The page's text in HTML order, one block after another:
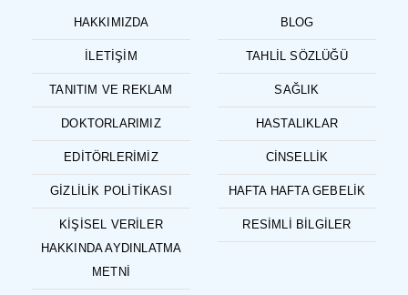
HAKKIMIZDA
İLETIŞIM
TANITIM VE REKLAM
DOKTORLARIMIZ
EDITÖRLERIMIZ
GIZLILIK POLITIKASI
KIŞISEL VERILER
HAKKINDA AYDINLATMA
METNI
BLOG
TAHLIL SÖZLÜĞÜ
SAĞLIK
HASTALIKLAR
CINSELLIK
HAFTA HAFTA GEBELIK
RESIMLI BILGILER